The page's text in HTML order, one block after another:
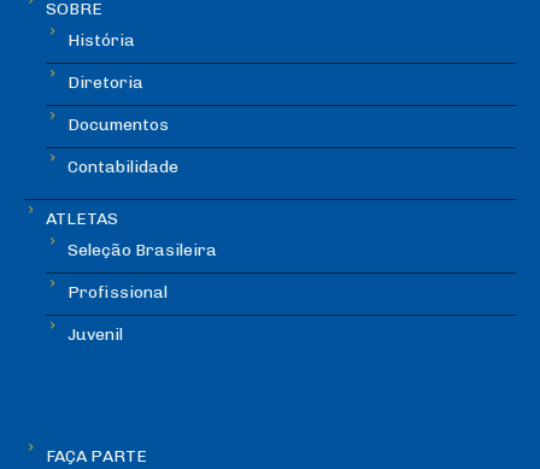
SOBRE
História
Diretoria
Documentos
Contabilidade
ATLETAS
Seleção Brasileira
Profissional
Juvenil
FAÇA PARTE